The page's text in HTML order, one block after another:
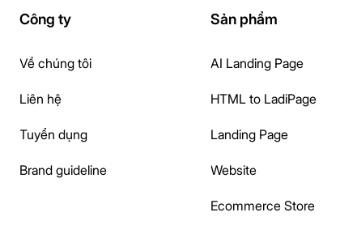
Công ty
Về chúng tôi
Liên hệ
Tuyển dụng
Brand guideline
Sản phẩm
AI Landing Page
HTML to LadiPage
Landing Page
Website
Ecommerce Store